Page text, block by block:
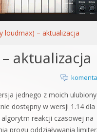
loudmax) – aktualizacja
aktualizacja
jednego z moich
dostępny w wersji 1.14 dla
reakcji czasowej na
progu oddziaływania